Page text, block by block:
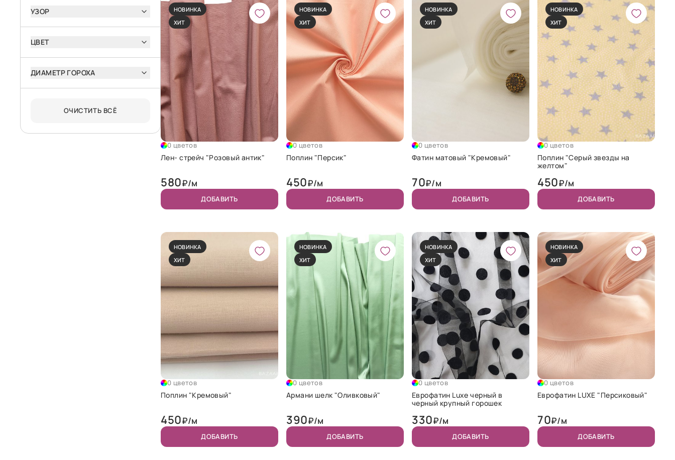
УЗОР
ЦВЕТ
ДИАМЕТР ГОРОХА
ОЧИСТИТЬ ВСЁ
НОВИНКА
ХИТ
0 цветов
Лен- стрейч "Розовый антик"
580₽/м
ДОБАВИТЬ
НОВИНКА
ХИТ
0 цветов
Поплин "Персик"
450₽/м
ДОБАВИТЬ
НОВИНКА
ХИТ
0 цветов
Фатин матовый "Кремовый"
70₽/м
ДОБАВИТЬ
НОВИНКА
ХИТ
0 цветов
Поплин "Серый звезды на
желтом"
450₽/м
ДОБАВИТЬ
НОВИНКА
ХИТ
0 цветов
Поплин "Кремовый"
450₽/м
ДОБАВИТЬ
НОВИНКА
ХИТ
0 цветов
Армани шелк "Оливковый"
390₽/м
ДОБАВИТЬ
НОВИНКА
ХИТ
0 цветов
Еврофатин Luxe черный в
черный крупный горошек
330₽/м
ДОБАВИТЬ
НОВИНКА
ХИТ
0 цветов
Еврофатин LUXE "Персиковый"
70₽/м
ДОБАВИТЬ